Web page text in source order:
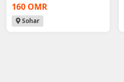
160 OMR
Sohar